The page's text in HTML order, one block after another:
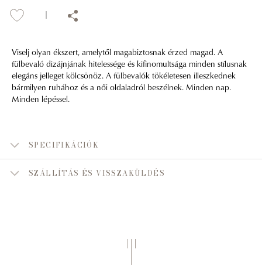
Viselj olyan ékszert, amelytől magabiztosnak érzed magad. A
fülbevaló dizájnjának hitelessége és kifinomultsága minden stílusnak
elegáns jelleget kölcsönöz. A fülbevalók tökéletesen illeszkednek
bármilyen ruhához és a női oldaladról beszélnek. Minden nap.
Minden lépéssel.
SPECIFIKÁCIÓK
SZÁLLÍTÁS ÉS VISSZAKÜLDÉS